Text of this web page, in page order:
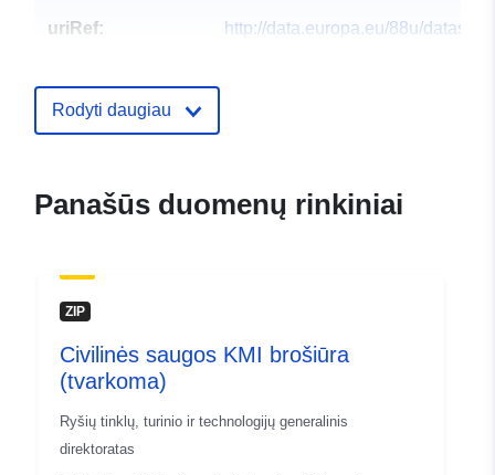
uriRef:
http://data.europa.eu/88u/dataset/
Rodyti daugiau
Panašūs duomenų rinkiniai
ZIP
Civilinės saugos KMI brošiūra
(tvarkoma)
Ryšių tinklų, turinio ir technologijų generalinis
direktoratas